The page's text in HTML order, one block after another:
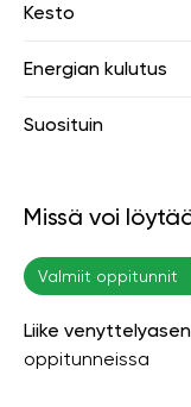
Kesto
Energian kulutus
Suosituin
Missä voi
Valmiit oppitunnit
Liike
oppitunneissa